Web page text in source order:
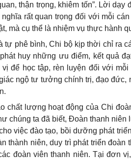
thận trọng, khiêm tốn”. Lời
rất quan trọng đối với mỗi
mà cụ thể là nhiệm vụ thực hành
tự phê bình, Chi bộ kịp thời chỉ ra
huy những ưu điểm, kết quả
để học tập, rèn luyện đối với
ngộ tư tưởng chính trị, đạo
chất lượng hoạt động của Chi
chúng ta đã biết, Đoàn thanh
việc đào tạo, bồi dưỡng phát
thành niên, duy trì phát triển
đoàn viên thanh niên. Tại đơn